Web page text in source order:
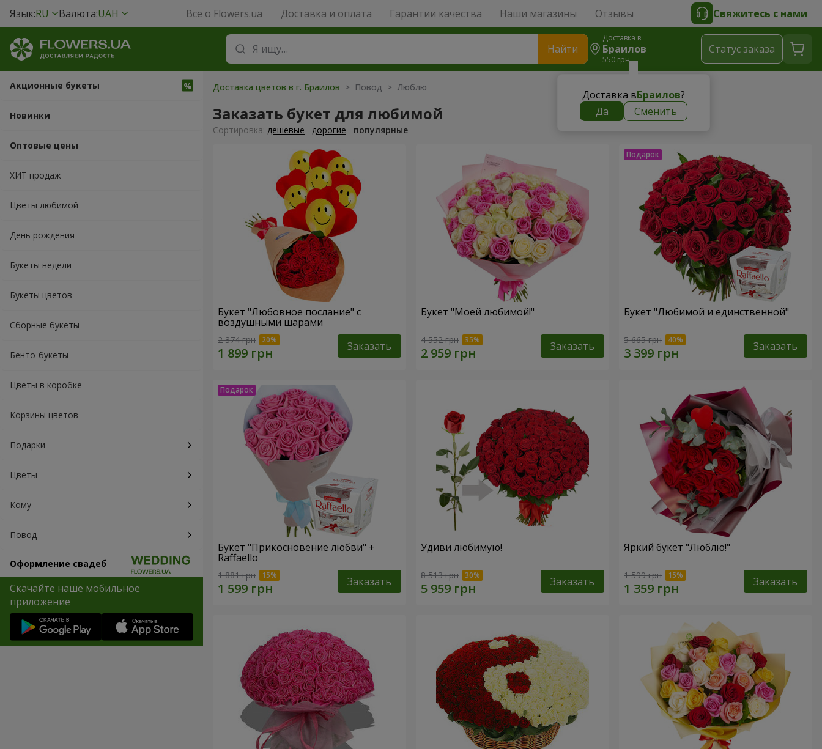
Язык:RU Валюта:UAH Все о Flowers.ua Доставка и оплата Гарантии качества Наши магазины Отзывы Свяжитесь с нами
Найти
Доставка в
Браилов
550 грн
Доставка вБраилов?
Да
Сменить
Cтатус заказа
Акционные букеты
Новинки
Оптовые цены
ХИТ продаж
Цветы любимой
День рождения
Букеты недели
Букеты цветов
Сборные букеты
Бенто-букеты
Цветы в коробке
Корзины цветов
Подарки
Цветы
Кому
Повод
Оформление свадеб
Скачайте наше мобильное
приложение
Доставка цветов в г. Браилов > Повод > Люблю
Заказать букет для любимой
Cортировка: дешевые дорогие популярные
Букет "Любовное послание" с
воздушными шарами
2 374 грн Заказать
Букет "Моей любимой!"
4 552 грн Заказать
Букет "Любимой и единственной"
5 665 грн Заказать
Букет "Прикосновение любви" +
Raffaello
1 881 грн Заказать
Удиви любимую!
8 513 грн Заказать
Яркий букет "Люблю!"
1 599 грн Заказать